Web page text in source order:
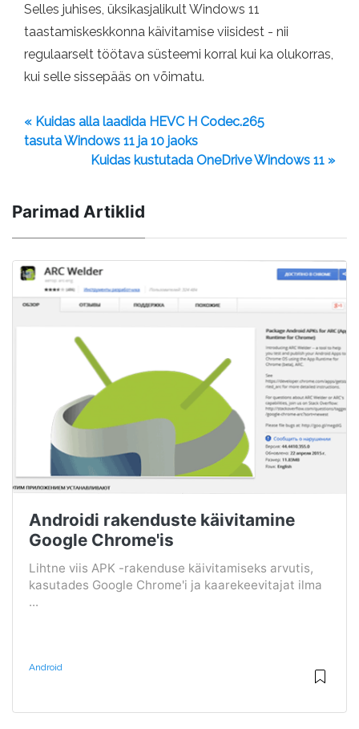
Selles juhises, üksikasjalikult Windows 11
taastamiskeskkonna käivitamise viisidest - nii
regulaarselt töötava süsteemi korral kui ka olukorras,
kui selle sissepääs on võimatu.
« Kuidas alla laadida HEVC H Codec.265
tasuta Windows 11 ja 10 jaoks
Kuidas kustutada OneDrive Windows 11 »
Parimad Artiklid
Androidi rakenduste käivitamine
Google Chrome'is
Lihtne viis APK -rakenduse käivitamiseks arvutis,
kasutades Google Chrome'i ja kaarekeevitajat ilma
...
Android